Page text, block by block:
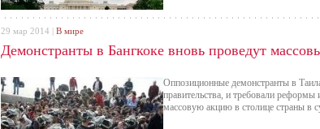
Демонстранты в Бангкоке вновь проведут
Оппозиционные демонстранты в
правительства, и требовали реформы
массовую акцию в столице страны в
29 мар 2014 | В мире